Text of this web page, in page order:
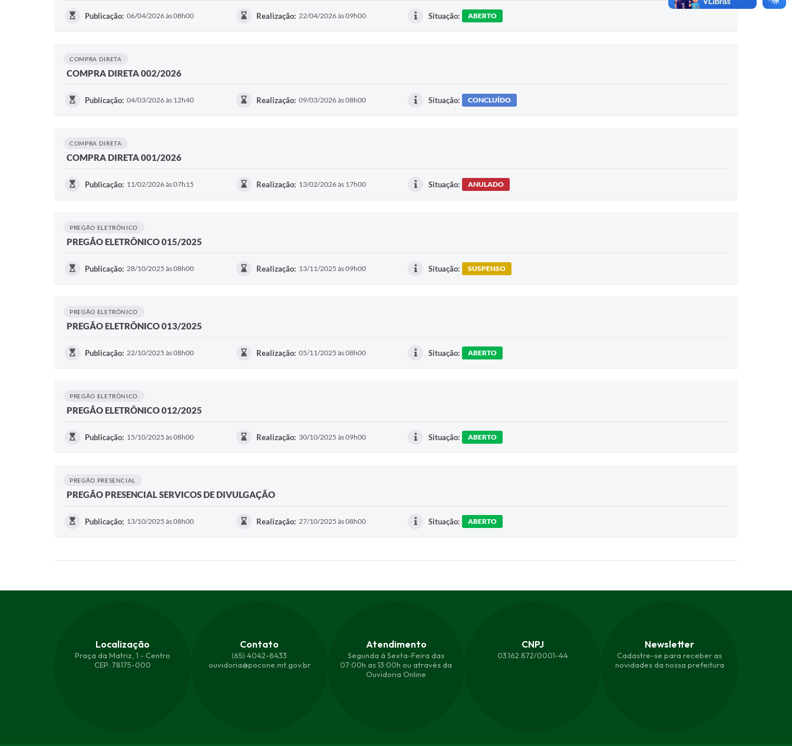
Publicação: 06/04/2026 às 08h00 Realização: 22/04/2026 às 09h00 Situação: ABERTO
COMPRA DIRETA
COMPRA DIRETA 002/2026
Publicação: 04/03/2026 às 12h40 Realização: 09/03/2026 às 08h00 Situação: CONCLUÍDO
COMPRA DIRETA
COMPRA DIRETA 001/2026
Publicação: 11/02/2026 às 07h15 Realização: 13/02/2026 às 17h00 Situação: ANULADO
PREGÃO ELETRÔNICO
PREGÃO ELETRÔNICO 015/2025
Publicação: 28/10/2025 às 08h00 Realização: 13/11/2025 às 09h00 Situação: SUSPENSO
PREGÃO ELETRÔNICO
PREGÃO ELETRÔNICO 013/2025
Publicação: 22/10/2025 às 08h00 Realização: 05/11/2025 às 08h00 Situação: ABERTO
PREGÃO ELETRÔNICO
PREGÃO ELETRÔNICO 012/2025
Publicação: 15/10/2025 às 08h00 Realização: 30/10/2025 às 09h00 Situação: ABERTO
PREGÃO PRESENCIAL
PREGÃO PRESENCIAL SERVICOS DE DIVULGAÇÃO
Publicação: 13/10/2025 às 08h00 Realização: 27/10/2025 às 08h00 Situação: ABERTO
Localização
Praça da Matriz, 1 - Centro
CEP: 78175-000
Contato
(65) 4042-8433
ouvidoria@pocone.mt.gov.br
Atendimento
Segunda à Sexta-Feira das
07:00h as 13:00h ou através da
Ouvidoria Online
CNPJ
03.162.872/0001-44
Newsletter
Cadastre-se para receber as
novidades da nossa prefeitura